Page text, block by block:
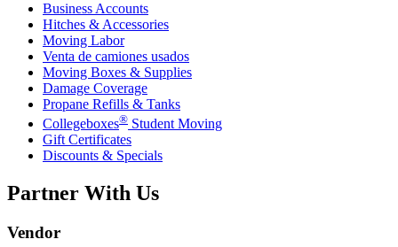
Business Accounts
Hitches & Accessories
Moving Labor
Venta de camiones usados
Moving Boxes & Supplies
Damage Coverage
Propane Refills & Tanks
Collegeboxes® Student Moving
Gift Certificates
Discounts & Specials
Partner With Us
Vendor